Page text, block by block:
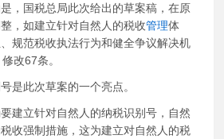
，国税总局此次给出的草案稿，在原
，如建立针对自然人的税收管理体
规范税收执法行为和健全争议解决机
改67条。
是此次草案的一个亮点。
建立针对自然人的纳税识别号，自然
收强制措施，这为建立对自然人的税